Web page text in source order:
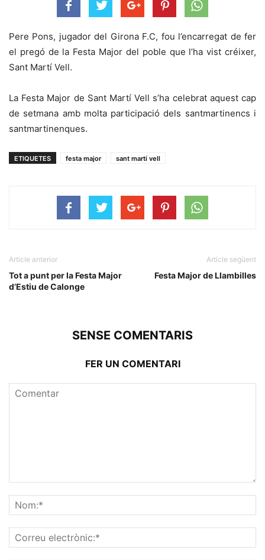
Pere Pons, jugador del Girona F.C, fou l’encarregat de fer
el pregó de la Festa Major del poble que l’ha vist créixer,
Sant Martí Vell.
La Festa Major de Sant Martí Vell s’ha celebrat aquest cap
de setmana amb molta participació dels santmartinencs i
santmartinenques.
ETIQUETES festa major sant martí vell
Article anterior
Tot a punt per la Festa Major
d’Estiu de Calonge
Article següent
Festa Major de Llambilles
SENSE COMENTARIS
FER UN COMENTARI